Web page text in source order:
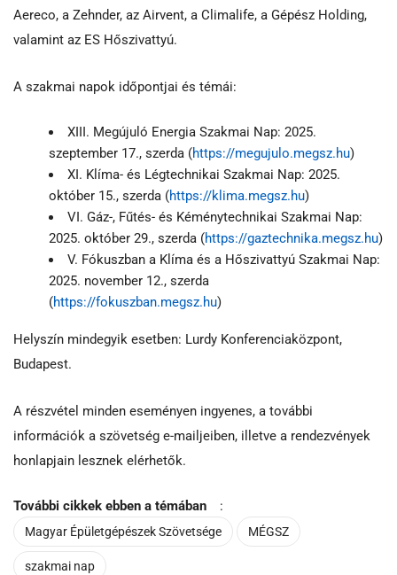
Aereco, a Zehnder, az Airvent, a Climalife, a Gépész Holding,
valamint az ES Hőszivattyú.
A szakmai napok időpontjai és témái:
XIII. Megújuló Energia Szakmai Nap: 2025.
szeptember 17., szerda (https://megujulo.megsz.hu)
XI. Klíma- és Légtechnikai Szakmai Nap: 2025.
október 15., szerda (https://klima.megsz.hu)
VI. Gáz-, Fűtés- és Kéménytechnikai Szakmai Nap:
2025. október 29., szerda (https://gaztechnika.megsz.hu)
V. Fókuszban a Klíma és a Hőszivattyú Szakmai Nap:
2025. november 12., szerda
(https://fokuszban.megsz.hu)
Helyszín mindegyik esetben: Lurdy Konferenciaközpont,
Budapest.
A részvétel minden eseményen ingyenes, a további
információk a szövetség e-mailjeiben, illetve a rendezvények
honlapjain lesznek elérhetők.
További cikkek ebben a témában :
Magyar Épületgépészek Szövetsége MÉGSZ
szakmai nap